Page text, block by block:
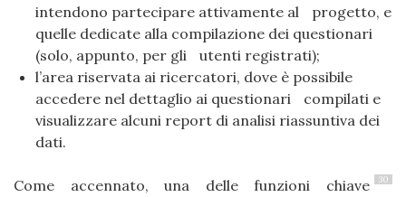
intendono partecipare attivamente al progetto, e
quelle dedicate alla compilazione dei questionari
(solo, appunto, per gli utenti registrati);
l’area riservata ai ricercatori, dove è possibile
accedere nel dettaglio ai questionari compilati e
visualizzare alcuni report di analisi riassuntiva dei
dati.
30
Come accennato, una delle funzioni chiave